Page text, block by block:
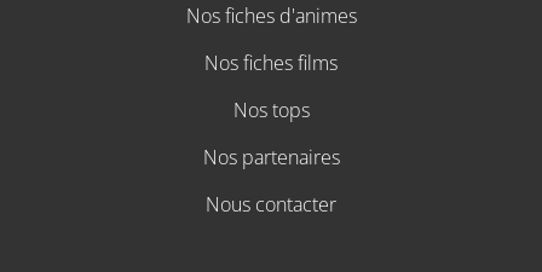
Nos fiches d'animes
Nos fiches films
Nos tops
Nos partenaires
Nous contacter